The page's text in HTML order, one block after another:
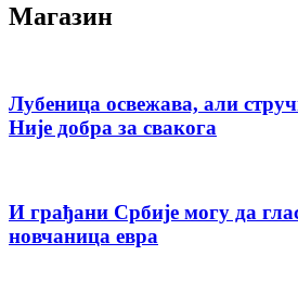
Магазин
Лубеница освежава, али
Није добра за свакога
И грађани Србије могу да
новчаница евра